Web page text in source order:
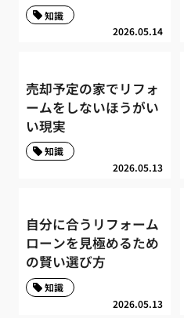
2026.05.14
知識
売却予定の家でリフォ
ームをしないほうがい
い現実
2026.05.13
知識
自分に合うリフォーム
ローンを見極めるため
の賢い選び方
2026.05.13
知識